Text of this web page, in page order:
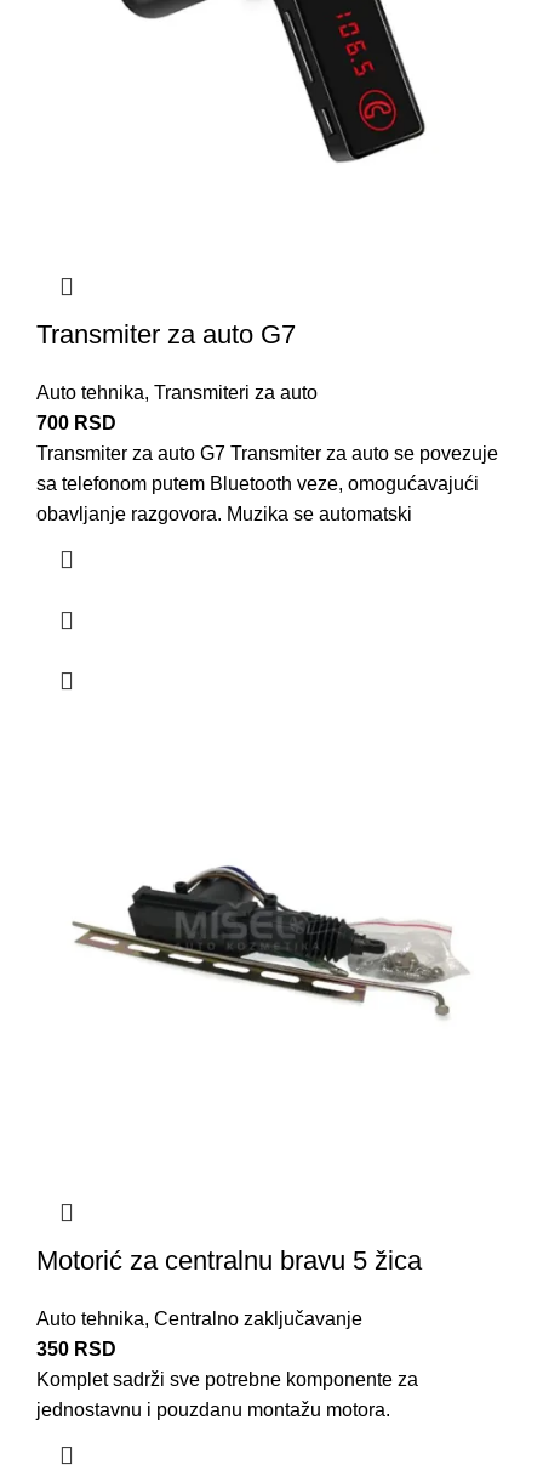
Transmiter za auto G7
Auto tehnika, Transmiteri za auto
700 RSD
Transmiter za auto G7 Transmiter za auto se povezuje
sa telefonom putem Bluetooth veze, omogućavajući
obavljanje razgovora. Muzika se automatski
Motorić za centralnu bravu 5 žica
Auto tehnika, Centralno zaključavanje
350 RSD
Komplet sadrži sve potrebne komponente za
jednostavnu i pouzdanu montažu motora.